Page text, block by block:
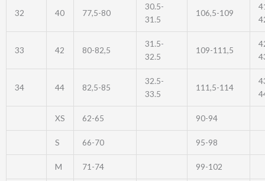
32 40 77,5-80
30.5-
31.5
106,5-109
33 42 80-82,5
31.5-
32.5
109-111,5
34 44 82,5-85
32.5-
33.5
111,5-114
XS 62-65 90-94
S 66-70 95-98
M 71-74 99-102